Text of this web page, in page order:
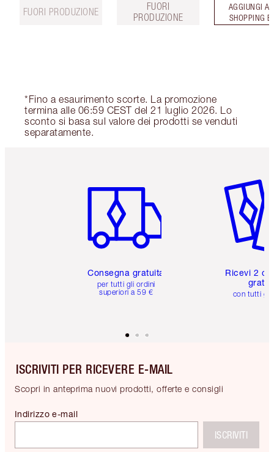
FUORI PRODUZIONE
FUORI
PRODUZIONE
AGGIUNGI
SHOPPING
*Fino a esaurimento scorte. La promozione
termina alle 06:59 CEST del 21 luglio 2026. Lo
sconto si basa sul valore dei prodotti se venduti
separatamente.
Consegna gratuita
per tutti gli ordini
superiori a 59 €
Ricevi 2
con tutti gli
ISCRIVITI PER RICEVERE E-MAIL
Scopri in anteprima nuovi prodotti, offerte e consigli
Indirizzo e-mail
ISCRIVITI